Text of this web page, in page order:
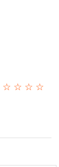
☆ ☆ ☆ ☆
★ ★ ★ ★